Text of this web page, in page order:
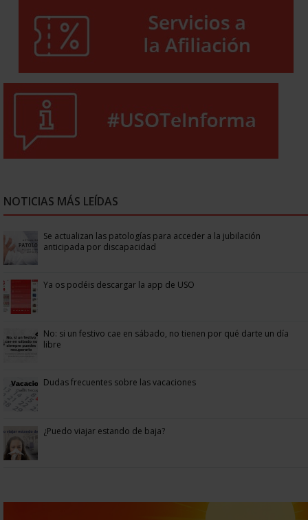
NOTICIAS MÁS LEÍDAS
Se actualizan las patologías para acceder a la jubilación
anticipada por discapacidad
Ya os podéis descargar la app de USO
No: si un festivo cae en sábado, no tienen por qué darte un día
libre
Dudas frecuentes sobre las vacaciones
¿Puedo viajar estando de baja?